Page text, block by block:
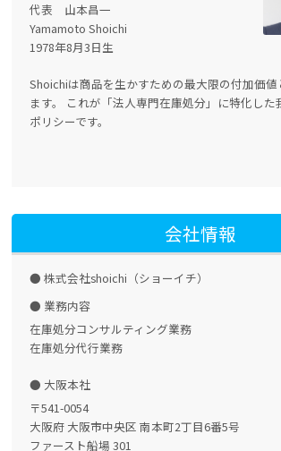
代表 山本昌一
Yamamoto Shoichi
1978年8月3日生
Shoichiは商品を生かすための最大限の付加価値
ます。 これが「法人専門在庫処分」に特化した
ポリシーです。
会社情報
株式会社shoichi（ショーイチ）
業務内容
在庫処分コンサルティング業務
在庫処分代行業務
大阪本社
〒541-0054
大阪府 大阪市中央区 南本町2丁目6番5号
ファースト船場 301